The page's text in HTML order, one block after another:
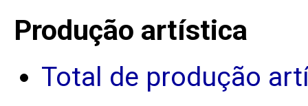
Produção artística
Total de produção